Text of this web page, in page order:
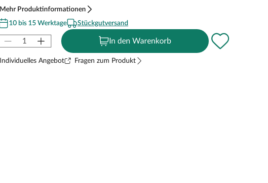
Mehr Produktinformationen
10 bis 15 Werktage
Stückgutversand
In den Warenkorb
Individuelles Angebot Fragen zum Produkt